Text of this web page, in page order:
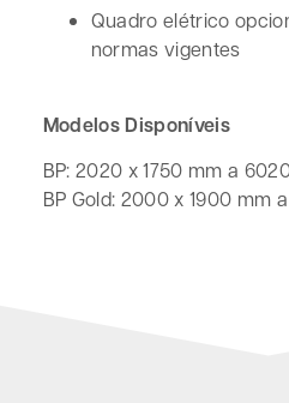
Quadro elétrico
normas vigentes
Modelos Disponíveis
BP: 2020 x 1750 mm a
BP Gold: 2000 x 1900 mm